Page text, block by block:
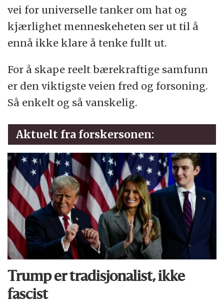
vei for universelle tanker om hat og
kjærlighet menneskeheten ser ut til å
ennå ikke klare å tenke fullt ut.
For å skape reelt bærekraftige samfunn
er den viktigste veien fred og forsoning.
Så enkelt og så vanskelig.
Aktuelt fra forskersonen:
Trump er tradisjonalist, ikke
fascist